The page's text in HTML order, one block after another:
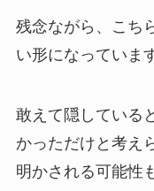
残念ながら、こち
い形になっていま
敢えて隠している
かっただけと考え
明かされる可能性